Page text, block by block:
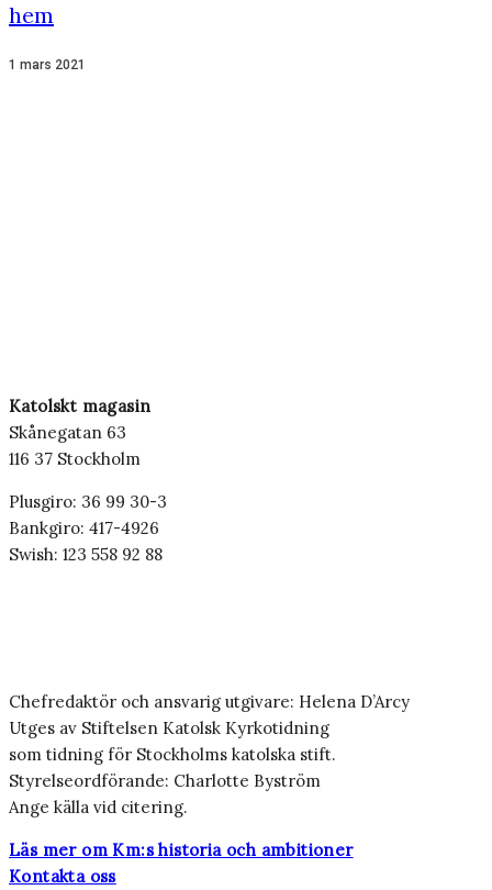
hem
1 mars 2021
Katolskt magasin
Skånegatan 63
116 37 Stockholm
Plusgiro: 36 99 30-3
Bankgiro: 417-4926
Swish: 123 558 92 88
Chefredaktör och ansvarig utgivare: Helena D’Arcy
Utges av Stiftelsen Katolsk Kyrkotidning
som tidning för Stockholms katolska stift.
Styrelseordförande: Charlotte Byström
Ange källa vid citering.
Läs mer om Km:s historia och ambitioner
Kontakta oss